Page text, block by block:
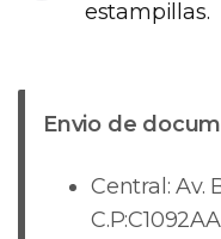
estampillas.
Envio de
Central: Av.